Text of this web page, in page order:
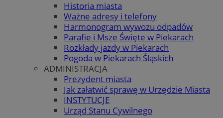
Historia miasta
Ważne adresy i telefony
Harmonogram wywozu odpadów
Parafie i Msze Święte w Piekarach
Rozkłady jazdy w Piekarach
Pogoda w Piekarach Śląskich
ADMINISTRACJA
Prezydent miasta
Jak załatwić sprawę w Urzędzie Miasta
INSTYTUCJE
Urząd Stanu Cywilnego